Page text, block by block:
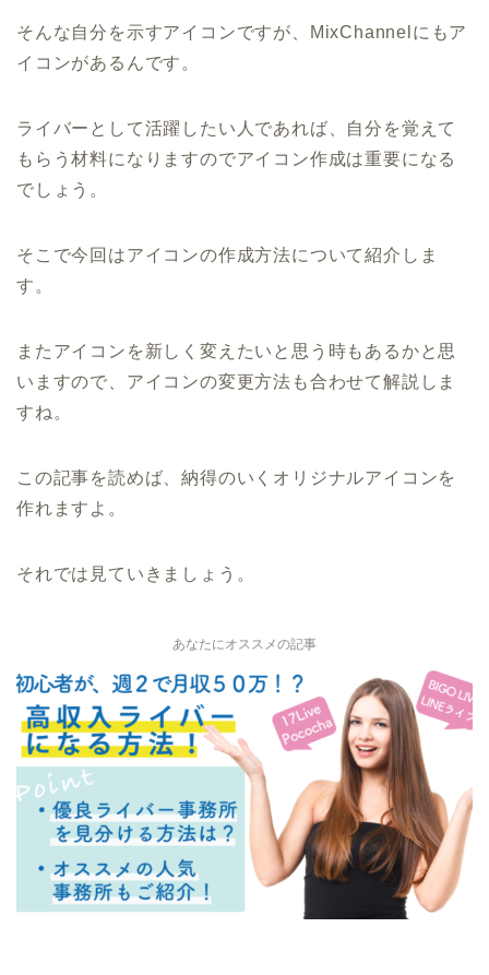
そんな自分を示すアイコンですが、MixChannelにもア
イコンがあるんです。
ライバーとして活躍したい人であれば、自分を覚えて
もらう材料になりますのでアイコン作成は重要になる
でしょう。
そこで今回はアイコンの作成方法について紹介しま
す。
またアイコンを新しく変えたいと思う時もあるかと思
いますので、アイコンの変更方法も合わせて解説しま
すね。
この記事を読めば、納得のいくオリジナルアイコンを
作れますよ。
それでは見ていきましょう。
あなたにオススメの記事